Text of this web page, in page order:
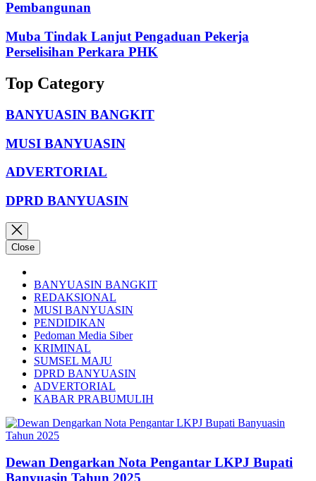
Pembangunan
Muba Tindak Lanjut Pengaduan Pekerja
Perselisihan Perkara PHK
Top Category
BANYUASIN BANGKIT
MUSI BANYUASIN
ADVERTORIAL
DPRD BANYUASIN
Close
BANYUASIN BANGKIT
REDAKSIONAL
MUSI BANYUASIN
PENDIDIKAN
Pedoman Media Siber
KRIMINAL
SUMSEL MAJU
DPRD BANYUASIN
ADVERTORIAL
KABAR PRABUMULIH
Dewan Dengarkan Nota Pengantar LKPJ Bupati